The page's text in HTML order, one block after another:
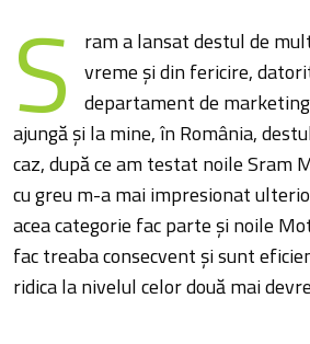
S
ram a lansat destul de
vreme și din fericire,
departament de
ajungă și la mine, în România,
caz, după ce am testat noile Sram
cu greu m-a mai impresionat
acea categorie fac parte și noile
fac treaba consecvent și sunt
ridica la nivelul celor două mai